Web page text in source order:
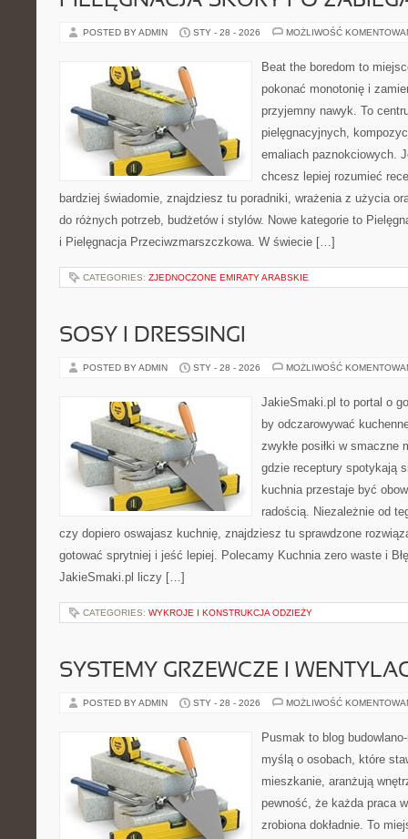
POSTED BY ADMIN STY - 28 - 2026 MOŻLIWOŚĆ
Beat the boredom to
pokonać monotonię i
przyjemny nawyk. To
pielęgnacyjnych,
emaliach paznokciowych.
chcesz lepiej rozumieć
bardziej świadomie, znajdziesz tu poradniki, wrażenia z użycia
do różnych potrzeb, budżetów i stylów. Nowe kategorie to
i Pielęgnacja Przeciwzmarszczkowa. W świecie […]
CATEGORIES: ZJEDNOCZONE EMIRATY ARABSKIE
SOSY I DRESSINGI
POSTED BY ADMIN STY - 28 - 2026 MOŻLIWOŚĆ
JakieSmaki.pl to portal o
by odczarowywać
zwykłe posiłki w smaczne
gdzie receptury spotykają
kuchnia przestaje być
radością. Niezależnie od
czy dopiero oswajasz kuchnię, znajdziesz tu sprawdzone
gotować sprytniej i jeść lepiej. Polecamy Kuchnia zero waste i
JakieSmaki.pl liczy […]
CATEGORIES: WYKROJE I KONSTRUKCJA ODZIEŻY
SYSTEMY GRZEWCZE I
POSTED BY ADMIN STY - 28 - 2026 MOŻLIWOŚĆ
Pusmak to blog
myślą o osobach, które
mieszkanie, aranżują
pewność, że każda praca
zrobiona dokładnie. To